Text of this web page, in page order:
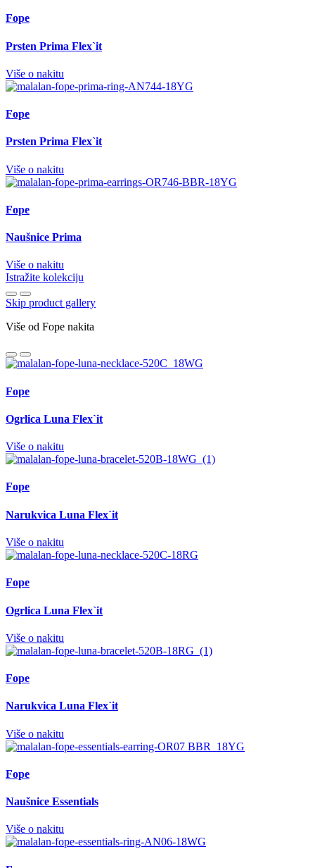
Fope
Prsten Prima Flex`it
Više o nakitu
Fope
Prsten Prima Flex`it
Više o nakitu
Fope
Naušnice Prima
Više o nakitu
Istražite kolekciju
Skip product gallery
Više od Fope nakita
Fope
Ogrlica Luna Flex`it
Više o nakitu
Fope
Narukvica Luna Flex`it
Više o nakitu
Fope
Ogrlica Luna Flex`it
Više o nakitu
Fope
Narukvica Luna Flex`it
Više o nakitu
Fope
Naušnice Essentials
Više o nakitu